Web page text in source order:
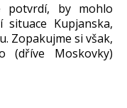
potvrdí, by mohlo
situace Kupjanska,
Zopakujme si však,
(dříve Moskovky)